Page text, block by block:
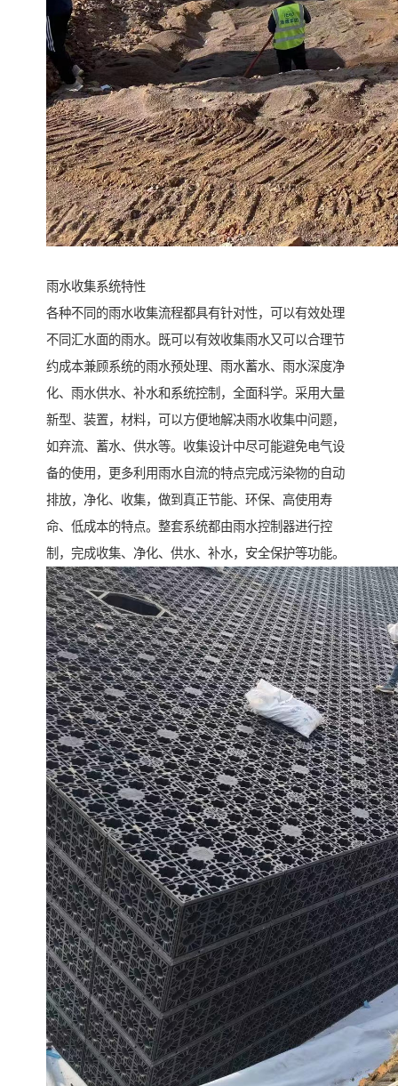
雨水收集系统特性
各种不同的雨水收集流程都具有针对性，可以有效处理
不同汇水面的雨水。既可以有效收集雨水又可以合理节
约成本兼顾系统的雨水预处理、雨水蓄水、雨水深度净
化、雨水供水、补水和系统控制，全面科学。采用大量
新型、装置，材料，可以方便地解决雨水收集中问题，
如弃流、蓄水、供水等。收集设计中尽可能避免电气设
备的使用，更多利用雨水自流的特点完成污染物的自动
排放，净化、收集，做到真正节能、环保、高使用寿
命、低成本的特点。整套系统都由雨水控制器进行控
制，完成收集、净化、供水、补水，安全保护等功能。